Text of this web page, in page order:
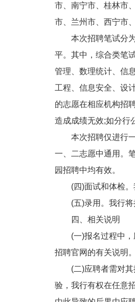
市、南宁市、桂林市
市、兰州市、西宁市
本次招聘笔试分为
平。其中，综合类笔
管理、数理统计、信
工程、信息安全、设
的志愿在相应机构招
造成成绩无效;如分行
本次招聘仅进行一
一、二志愿中通用。
园招聘中均有效。
(四)面试和体检。
(五)录用。我行将
四、相关说明
(一)报名过程中，应
招聘官网的有关说明。
(二)应聘者需对其
验，我行有权在任意